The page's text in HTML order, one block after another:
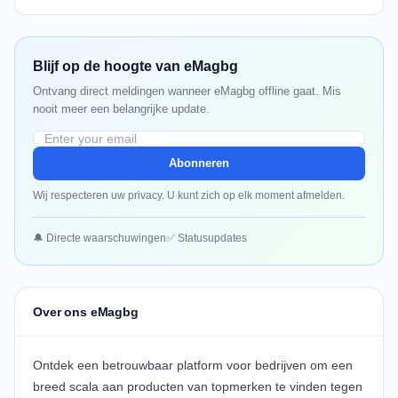
Blijf op de hoogte van eMagbg
Ontvang direct meldingen wanneer eMagbg offline gaat. Mis
nooit meer een belangrijke update.
Abonneren
Wij respecteren uw privacy. U kunt zich op elk moment afmelden.
🔔 Directe waarschuwingen✅ Statusupdates
Over ons eMagbg
Ontdek een betrouwbaar platform voor bedrijven om een
breed scala aan producten van topmerken te vinden tegen